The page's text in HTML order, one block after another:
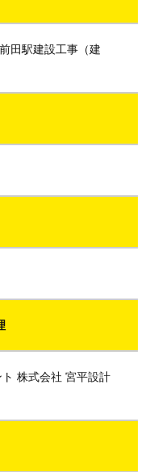
田駅建設工事（建
株式会社 宮平設計